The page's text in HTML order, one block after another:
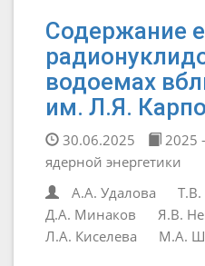
Содержание
водоемах
им. Л.Я.
30.06.2025 2025
ядерной энергетики
А.А. Удалова
Д.А. Минаков
Я.В.
Л.А. Киселева
М.А.